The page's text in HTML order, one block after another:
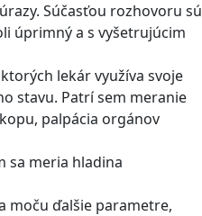
Súčasťou rozhovoru sú
úprimný a s vyšetrujúcim
lekár využíva svoje
stavu. Patrí sem meranie
palpácia orgánov
sa meria hladina
moču ďalšie parametre,